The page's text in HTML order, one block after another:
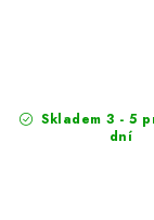
Skladem 3 - 5
dní